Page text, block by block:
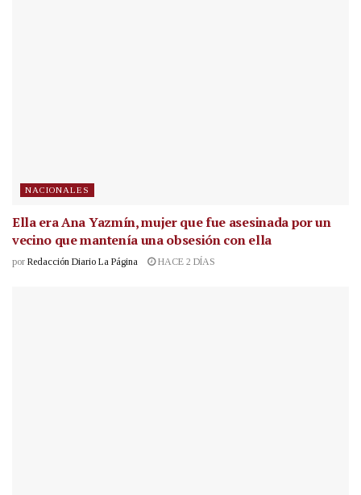
NACIONALES
Ella era Ana Yazmín, mujer que fue asesinada por un
vecino que mantenía una obsesión con ella
por Redacción Diario La Página HACE 2 DÍAS